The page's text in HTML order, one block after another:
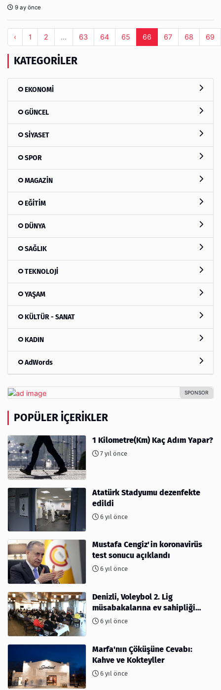
9 ay önce
‹ 1 2 ... 63 64 65 66 67 68 69
KATEGORILER
EKONOMİ
GÜNCEL
SİYASET
SPOR
MAGAZİN
EĞİTİM
DÜNYA
SAĞLIK
TEKNOLOJİ
YAŞAM
KÜLTÜR - SANAT
KADIN
AdWords
POPÜLER İÇERIKLER
1 Kilometre(Km) Kaç Adım Yapar?
7 yıl önce
Atatürk Stadyumu dezenfekte
edildi
6 yıl önce
Mustafa Cengiz'in koronavirüs
test sonucu açıklandı
6 yıl önce
Denizli, Voleybol 2. Lig
müsabakalarına ev sahipliği
yapıyor
6 yıl önce
Marfa'nın Çöküşüne Cevabı:
Kahve ve Kokteyller
6 yıl önce